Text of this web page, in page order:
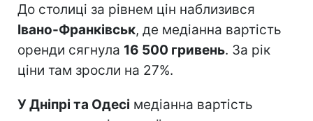
До столиці за рівнем цін наблизився
Івано-Франківськ, де медіанна вартість
оренди сягнула 16 500 гривень. За рік
ціни там зросли на 27%.
У Дніпрі та Одесі медіанна вартість